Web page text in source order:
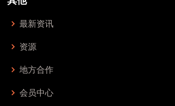
最新资讯
资源
地方合作
会员中心